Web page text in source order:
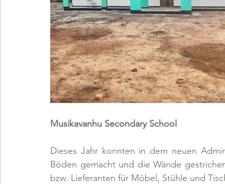
Musikavanhu Secondary School
Dieses Jahr konnten in dem neuen
Böden gemacht und die Wände
bzw. Lieferanten für Möbel, Stühle und